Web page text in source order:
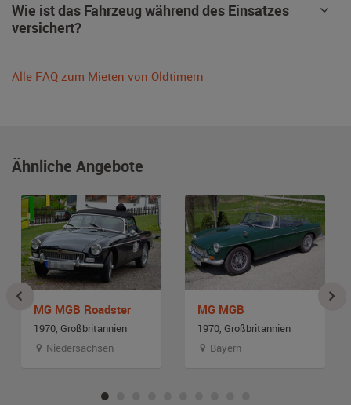
Wie ist das Fahrzeug während des Einsatzes
versichert?
Alle FAQ zum Mieten von Oldtimern
Ähnliche Angebote
MG MGB Roadster
1970, Großbritannien
Niedersachsen
MG MGB
1970, Großbritannien
Bayern